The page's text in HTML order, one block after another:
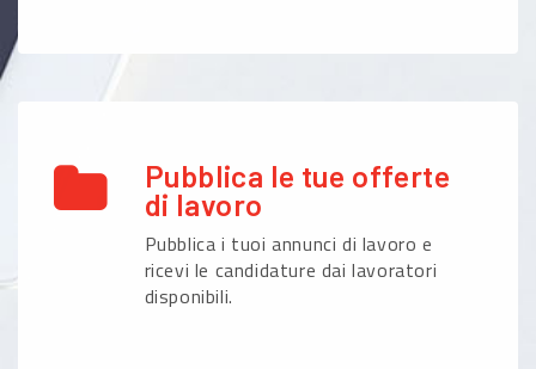
Pubblica le tue offerte
di lavoro
Pubblica i tuoi annunci di lavoro e
ricevi le candidature dai lavoratori
disponibili.